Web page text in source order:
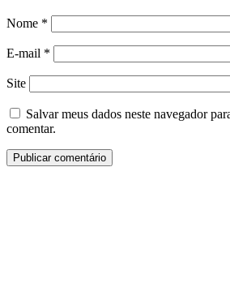
Nome *
E-mail *
Site
Salvar meus dados neste navegador
comentar.